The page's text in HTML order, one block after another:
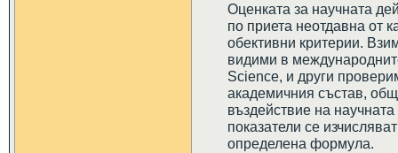
Оценката за научната
по приета неотдавна от
обективни критерии.
видими в
Science, и други
академичния състав,
въздействие на
показатели се
определена формула.